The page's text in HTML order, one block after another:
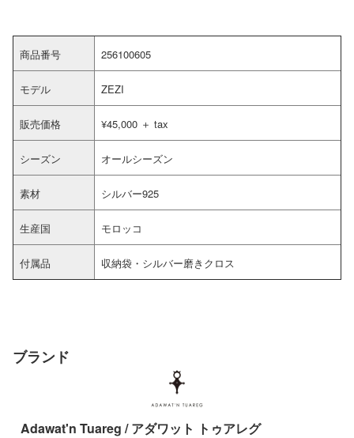
商品番号 256100605
モデル ZEZI
販売価格 ¥45,000 ＋ tax
シーズン オールシーズン
素材 シルバー925
生産国 モロッコ
付属品 収納袋・シルバー磨きクロス
ブランド
Adawat'n Tuareg / アダワット トゥアレグ